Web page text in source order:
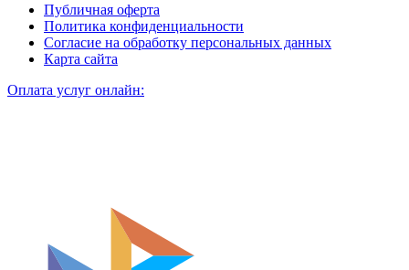
Публичная оферта
Политика конфиденциальности
Согласие на обработку персональных данных
Карта сайта
Оплата услуг онлайн: